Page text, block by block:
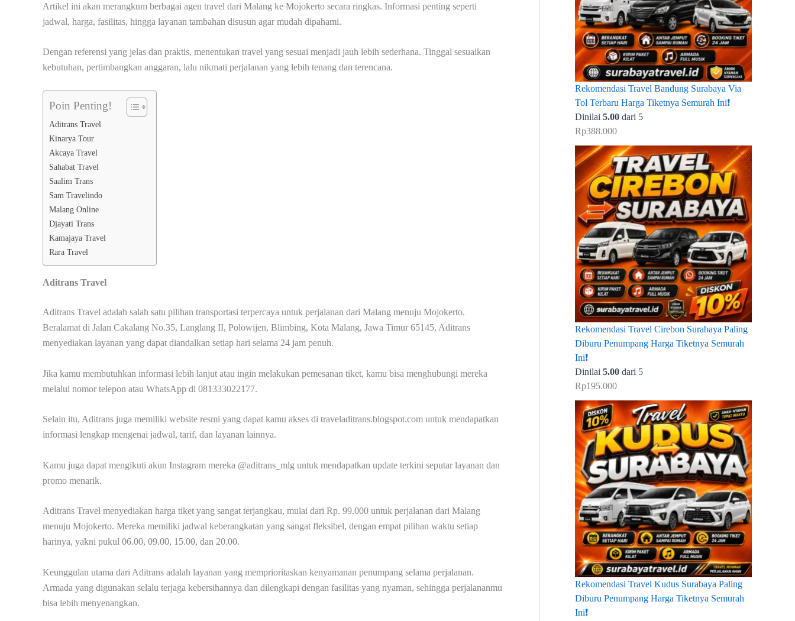
Artikel ini akan merangkum berbagai agen travel dari Malang ke Mojokerto secara ringkas. Informasi penting seperti
jadwal, harga, fasilitas, hingga layanan tambahan disusun agar mudah dipahami.
Dengan referensi yang jelas dan praktis, menentukan travel yang sesuai menjadi jauh lebih sederhana. Tinggal sesuaikan
kebutuhan, pertimbangkan anggaran, lalu nikmati perjalanan yang lebih tenang dan terencana.
Poin Penting!
Aditrans Travel
Kinarya Tour
Akcaya Travel
Sahabat Travel
Saalim Trans
Sam Travelindo
Malang Online
Djayati Trans
Kamajaya Travel
Rara Travel
Aditrans Travel
Aditrans Travel adalah salah satu pilihan transportasi terpercaya untuk perjalanan dari Malang menuju Mojokerto.
Beralamat di Jalan Cakalang No.35, Langlang II, Polowijen, Blimbing, Kota Malang, Jawa Timur 65145, Aditrans
menyediakan layanan yang dapat diandalkan setiap hari selama 24 jam penuh.
Jika kamu membutuhkan informasi lebih lanjut atau ingin melakukan pemesanan tiket, kamu bisa menghubungi mereka
melalui nomor telepon atau WhatsApp di 081333022177.
Selain itu, Aditrans juga memiliki website resmi yang dapat kamu akses di traveladitrans.blogspot.com untuk mendapatkan
informasi lengkap mengenai jadwal, tarif, dan layanan lainnya.
Kamu juga dapat mengikuti akun Instagram mereka @aditrans_mlg untuk mendapatkan update terkini seputar layanan dan
promo menarik.
Aditrans Travel menyediakan harga tiket yang sangat terjangkau, mulai dari Rp. 99.000 untuk perjalanan dari Malang
menuju Mojokerto. Mereka memiliki jadwal keberangkatan yang sangat fleksibel, dengan empat pilihan waktu setiap
harinya, yakni pukul 06.00, 09.00, 15.00, dan 20.00.
Keunggulan utama dari Aditrans adalah layanan yang memprioritaskan kenyamanan penumpang selama perjalanan.
Armada yang digunakan selalu terjaga kebersihannya dan dilengkapi dengan fasilitas yang nyaman, sehingga perjalananmu
bisa lebih menyenangkan.
Rekomendasi Travel Bandung Surabaya Via
Tol Terbaru Harga Tiketnya Semurah Ini❗
Dinilai 5.00 dari 5
Rp388.000
Rekomendasi Travel Cirebon Surabaya Paling
Diburu Penumpang Harga Tiketnya Semurah
Ini❗
Dinilai 5.00 dari 5
Rp195.000
Rekomendasi Travel Kudus Surabaya Paling
Diburu Penumpang Harga Tiketnya Semurah
Ini❗